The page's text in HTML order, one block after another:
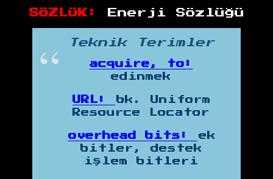
SÖZLÜK: Enerji Sözlüğü
Teknik Terimler
acquire, to:
edinmek
URL:
bk. Uniform
Resource Locator
overhead bits:
ek
bitler, destek
işlem bitleri